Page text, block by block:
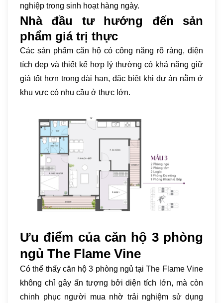
nghiệp trong sinh hoạt hàng ngày.
Nhà đầu tư hướng đến sản
phẩm giá trị thực
Các sản phẩm căn hộ có công năng rõ ràng, diện
tích đẹp và thiết kế hợp lý thường có khả năng giữ
giá tốt hơn trong dài hạn, đặc biệt khi dự án nằm ở
khu vực có nhu cầu ở thực lớn.
Ưu điểm của căn hộ 3 phòng
ngủ The Flame Vine
Có thể thấy căn hộ 3 phòng ngủ tại The Flame Vine
không chỉ gây ấn tượng bởi diện tích lớn, mà còn
chinh phục người mua nhờ trải nghiệm sử dụng